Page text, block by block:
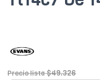
Precio lista $49.326